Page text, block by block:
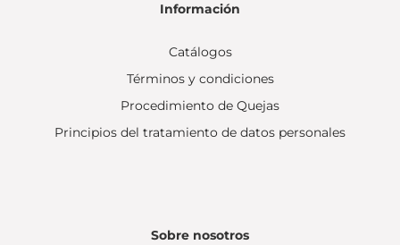
Información
Catálogos
Términos y condiciones
Procedimiento de Quejas
Principios del tratamiento de datos personales
Sobre nosotros